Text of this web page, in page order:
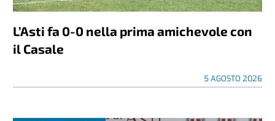
L’Asti fa 0-0 nella prima amichevole con
il Casale
5 AGOSTO 2026